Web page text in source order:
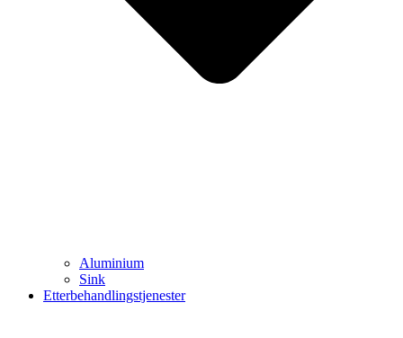
Aluminium
Sink
Etterbehandlingstjenester